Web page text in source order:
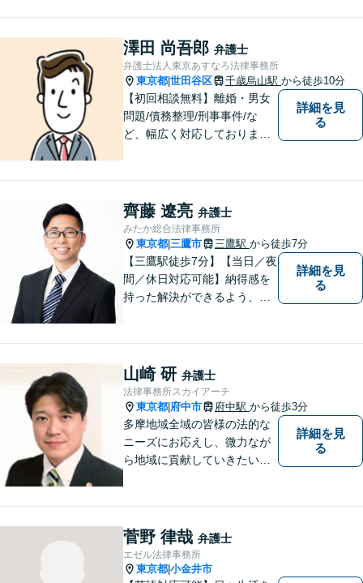
ください。 ご相談・ご依頼い
ただいた際には、精一杯サポ
ートいたします。
澤田 尚吾郎 弁護士
弁護士法人東京あすなろ法律事務所
東京都 世田谷区 千歳烏山駅 から徒歩10分
【初回相談無料】離婚・男女
問題/債務整理/刑事事件/な
ど、幅広く対応しておりま
した弁護活動を行います。
【電話相談可】
詳細を見
る
齊藤 遼亮 弁護士
みたか総合法律事務所
東京都 三鷹市 三鷹駅 から徒歩7分
【三鷹駅徒歩7分】【当日／夜
間／休日対応可能】納得感を
持った解決ができるよう、問
限の努力を尽くしていきま
す。【司法書士資格あり】
【宅建士資格あり】【法テラ
ス利用可能】
詳細を見
る
山崎 研 弁護士
法律事務所スカイアーチ
東京都 府中市 府中駅 から徒歩3分
多摩地域全域の皆様の法的な
ニーズにお応えし、微力なが
ら地域に貢献していきたいと
詳細を見
る
菅野 律哉 弁護士
エゼル法律事務所
東京都 小金井市